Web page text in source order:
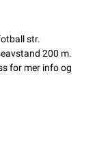
str.
200 m.
for mer info og